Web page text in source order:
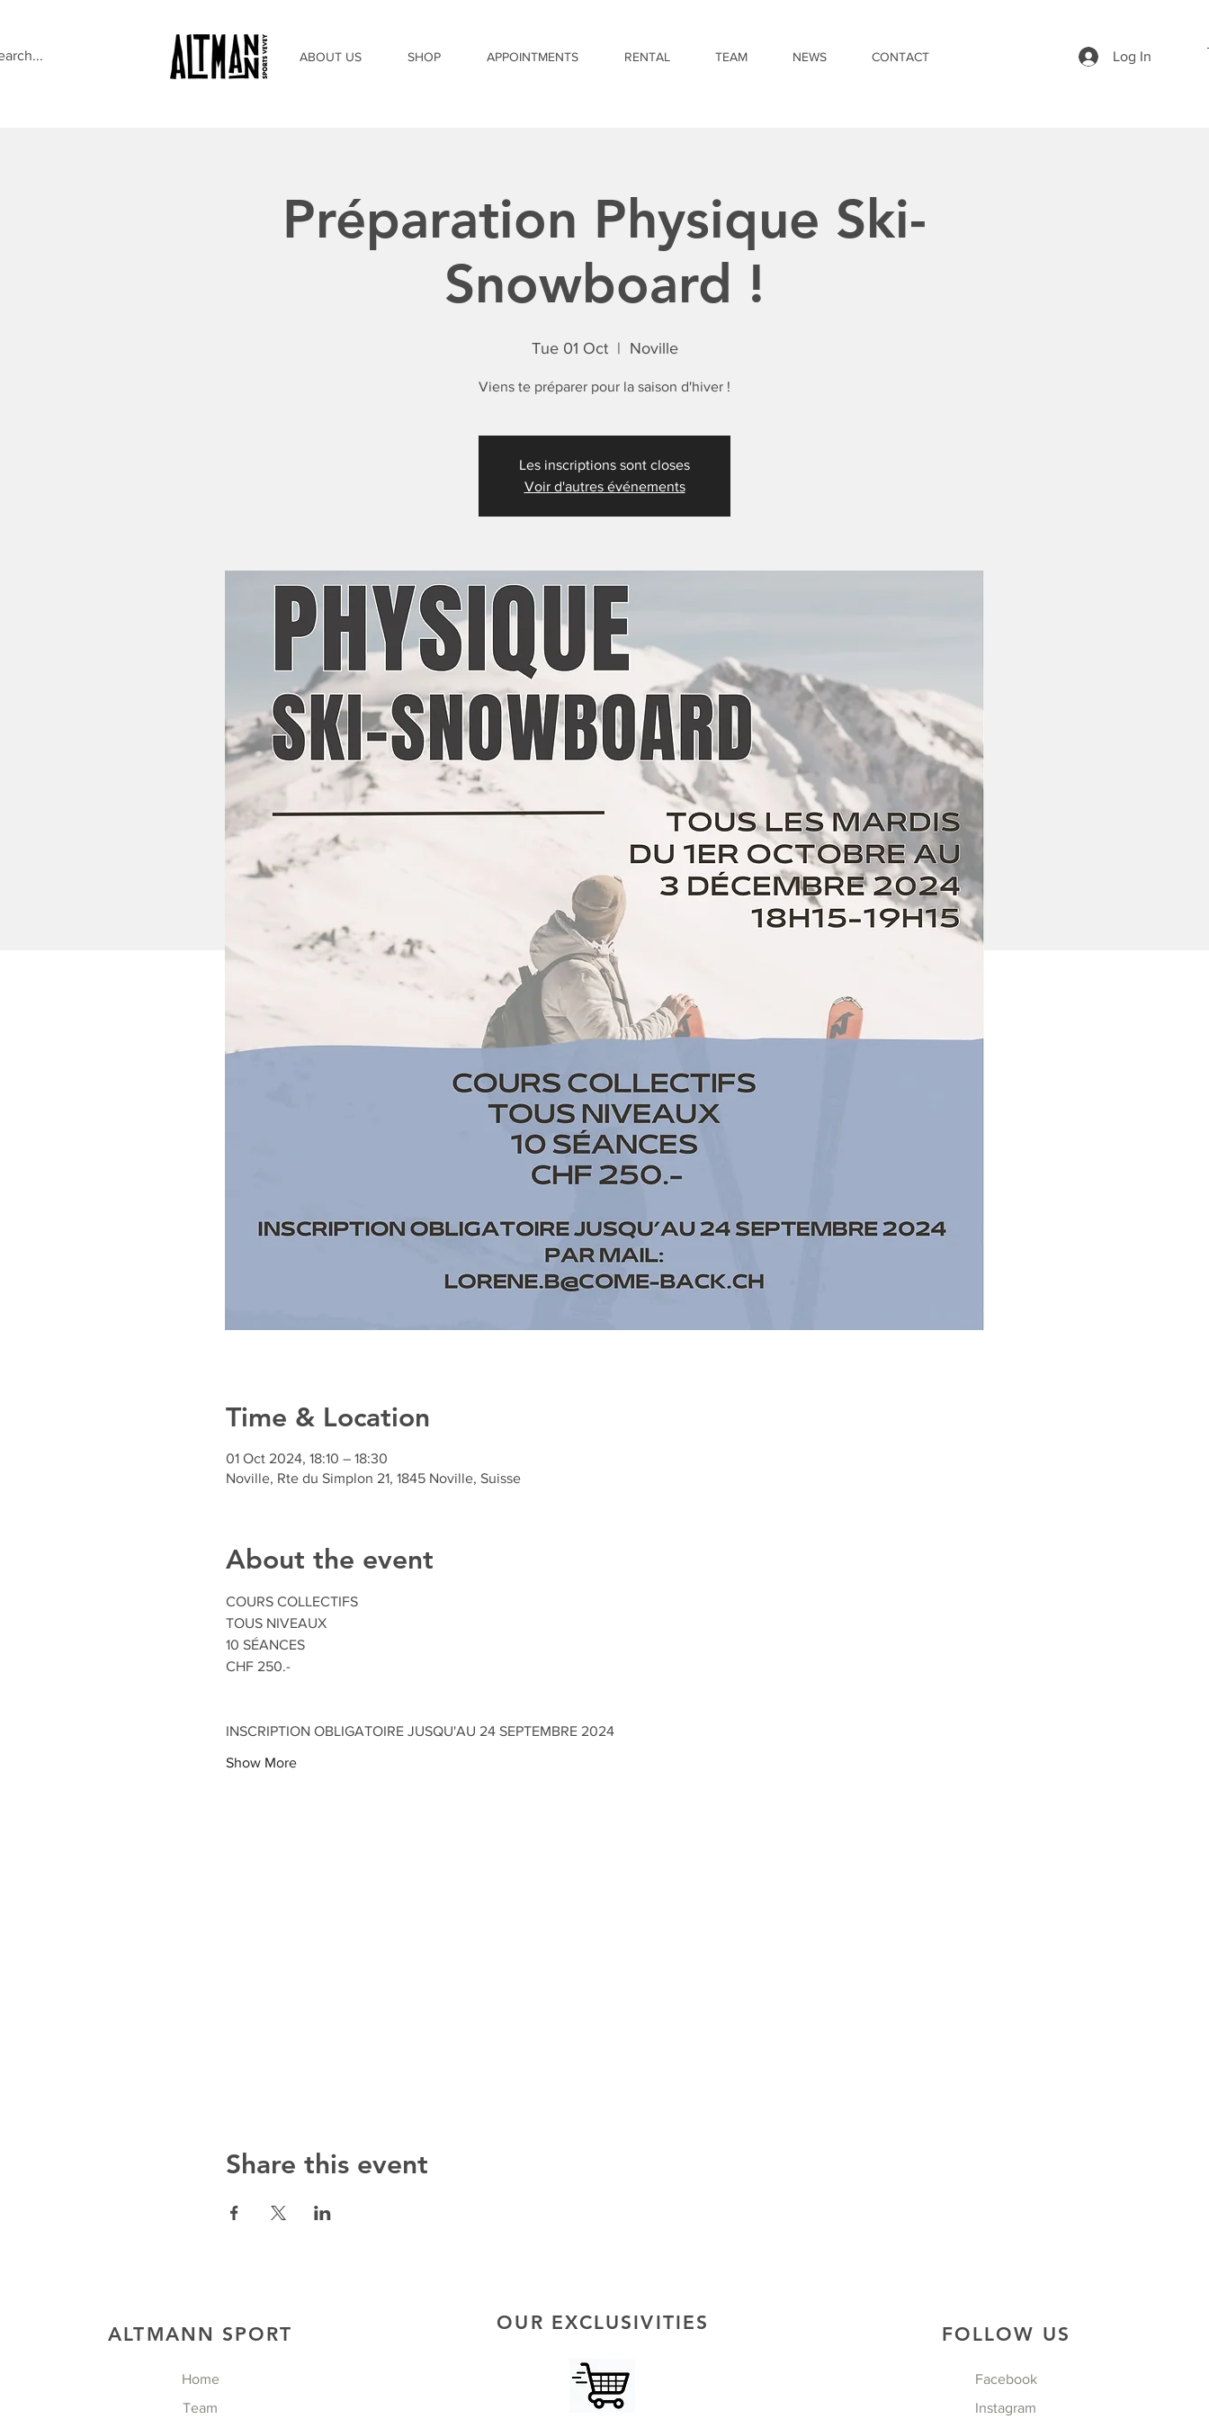
ABOUT US SHOP APPOINTMENTS RENTAL TEAM NEWS CONTACT Log In
Préparation Physique Ski-
Snowboard !
Tue 01 Oct
  |
Noville
Viens te préparer pour la saison d'hiver !
Les inscriptions sont closes
Voir d'autres événements
Time & Location
01 Oct 2024, 18:10 – 18:30
Noville, Rte du Simplon 21, 1845 Noville, Suisse
About the event
COURS COLLECTIFS
TOUS NIVEAUX
10 SÉANCES
CHF 250.-
INSCRIPTION OBLIGATOIRE JUSQU'AU 24 SEPTEMBRE 2024
Show More
Share this event
ALTMANN SPORT
Home
Team
OUR EXCLUSIVITIES
FOLLOW US
Facebook
Instagram